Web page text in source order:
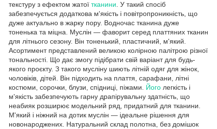
текстуру з ефектом жатої тканини. У такий спосіб
забезпечується додаткова м'якість і повітропроникність, що
дуже актуально в жарку пору. Водночас тканина дуже
тоненька та міцна. Муслін — фаворит серед платтяних тканин
для літнього сезону. Він тоненький, пластичний, м'який.
Асортимент представлений великою колірною палітрою різної
тональності. Що дає змогу підібрати свій варіант для будь-
якого проєкту. З такого мусліну шиють літній одяг для жінок,
чоловіків, дітей. Він підходить на плаття, сарафани, літні
костюми, сорочки, блузи, спідниці, піжами. Його легкість і
м'якість забезпечують гарну драпірувальну здатність, що
неабияк розширює модельний ряд, придатний для тканини.
М'який і ніжний на дотик муслін — ідеальне рішення для
новонароджених. Натуральний склад полотна, без домішок